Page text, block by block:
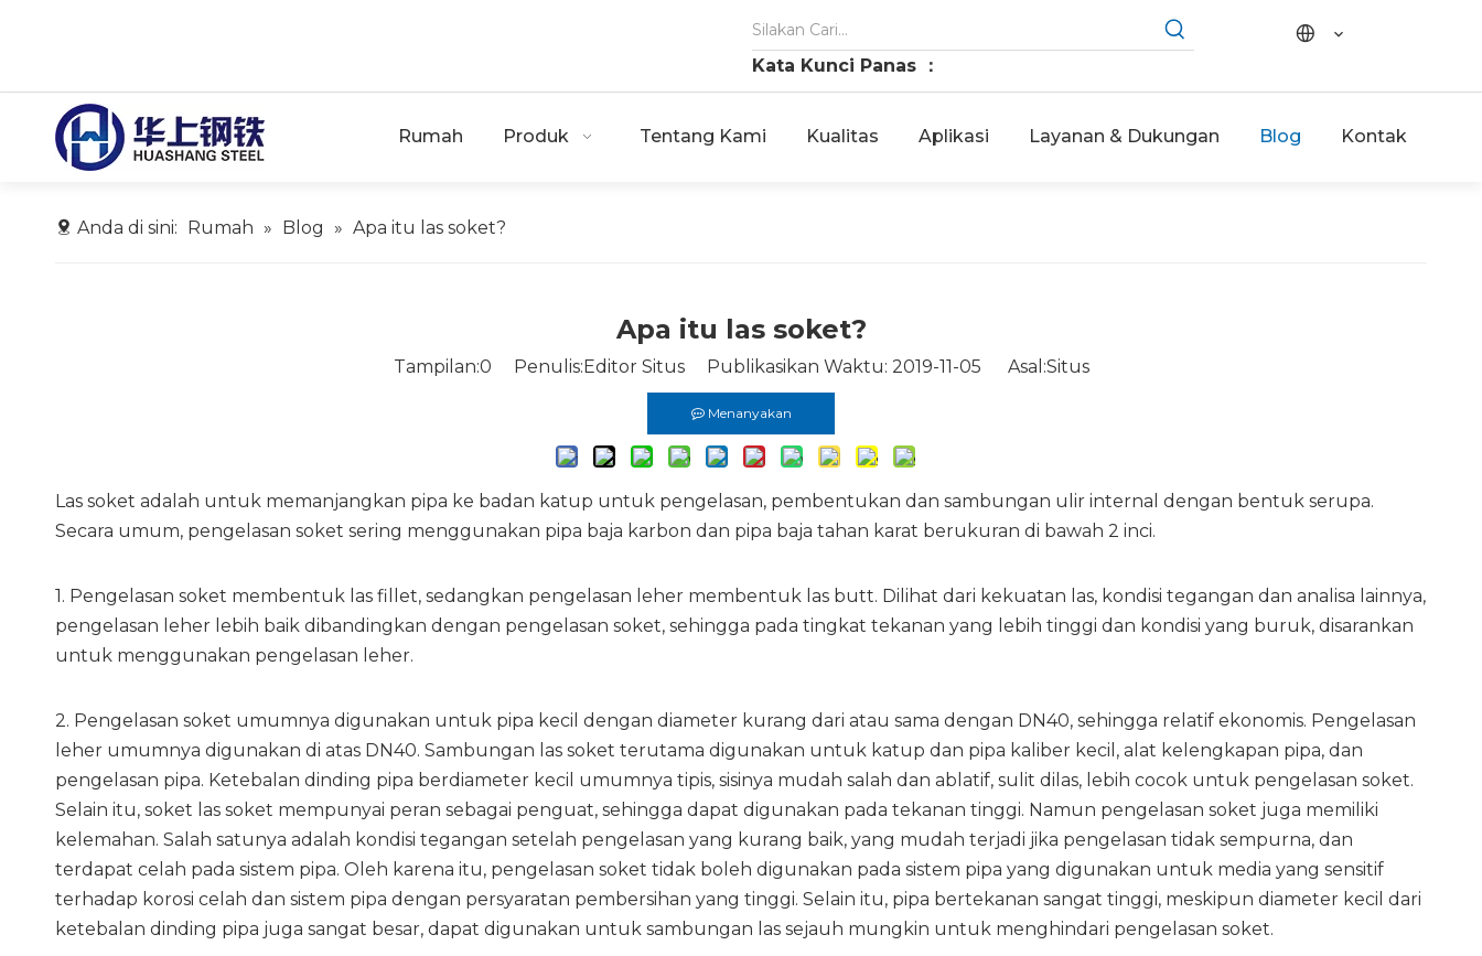
Kata Kunci Panas ：
Rumah Produk Tentang Kami Kualitas Aplikasi Layanan & Dukungan Blog Kontak
Anda di sini: Rumah » Blog » Apa itu las soket?
Apa itu las soket?
Tampilan:0 Penulis:Editor Situs Publikasikan Waktu: 2019-11-05 Asal:Situs
Menanyakan
Las soket adalah untuk memanjangkan pipa ke badan katup untuk pengelasan, pembentukan dan sambungan ulir internal dengan bentuk serupa.
Secara umum, pengelasan soket sering menggunakan pipa baja karbon dan pipa baja tahan karat berukuran di bawah 2 inci.
1. Pengelasan soket membentuk las fillet, sedangkan pengelasan leher membentuk las butt. Dilihat dari kekuatan las, kondisi tegangan dan analisa lainnya,
pengelasan leher lebih baik dibandingkan dengan pengelasan soket, sehingga pada tingkat tekanan yang lebih tinggi dan kondisi yang buruk, disarankan
untuk menggunakan pengelasan leher.
2. Pengelasan soket umumnya digunakan untuk pipa kecil dengan diameter kurang dari atau sama dengan DN40, sehingga relatif ekonomis. Pengelasan
leher umumnya digunakan di atas DN40. Sambungan las soket terutama digunakan untuk katup dan pipa kaliber kecil, alat kelengkapan pipa, dan
pengelasan pipa. Ketebalan dinding pipa berdiameter kecil umumnya tipis, sisinya mudah salah dan ablatif, sulit dilas, lebih cocok untuk pengelasan soket.
Selain itu, soket las soket mempunyai peran sebagai penguat, sehingga dapat digunakan pada tekanan tinggi. Namun pengelasan soket juga memiliki
kelemahan. Salah satunya adalah kondisi tegangan setelah pengelasan yang kurang baik, yang mudah terjadi jika pengelasan tidak sempurna, dan
terdapat celah pada sistem pipa. Oleh karena itu, pengelasan soket tidak boleh digunakan pada sistem pipa yang digunakan untuk media yang sensitif
terhadap korosi celah dan sistem pipa dengan persyaratan pembersihan yang tinggi. Selain itu, pipa bertekanan sangat tinggi, meskipun diameter kecil dari
ketebalan dinding pipa juga sangat besar, dapat digunakan untuk sambungan las sejauh mungkin untuk menghindari pengelasan soket.